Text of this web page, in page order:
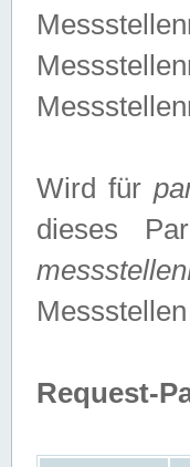
Wird für
dieses
Request-